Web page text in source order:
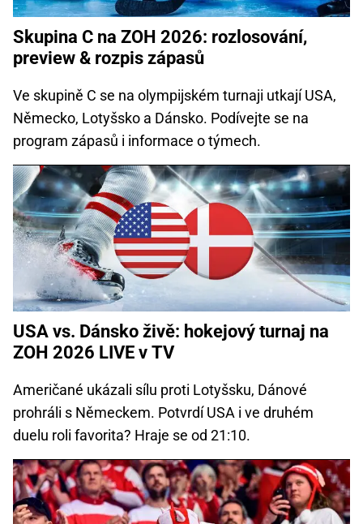
Skupina C na ZOH 2026: rozlosování,
preview & rozpis zápasů
Ve skupině C se na olympijském turnaji utkají USA,
Německo, Lotyšsko a Dánsko. Podívejte se na
program zápasů i informace o týmech.
USA vs. Dánsko živě: hokejový turnaj na
ZOH 2026 LIVE v TV
Američané ukázali sílu proti Lotyšsku, Dánové
prohráli s Německem. Potvrdí USA i ve druhém
duelu roli favorita? Hraje se od 21:10.